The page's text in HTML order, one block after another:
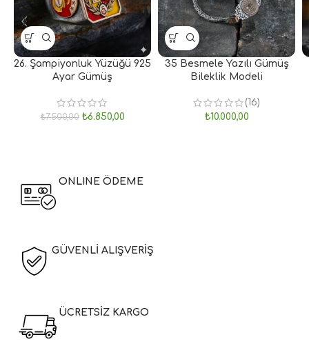
26. Şampiyonluk Yüzüğü 925
Ayar Gümüş
₺7.500,00 ₺6.850,00
35 Besmele Yazılı Gümüş
Bileklik Modeli
(16)
₺10.000,00
ONLINE ÖDEME
GÜVENLİ ALIŞVERİŞ
ÜCRETSİZ KARGO